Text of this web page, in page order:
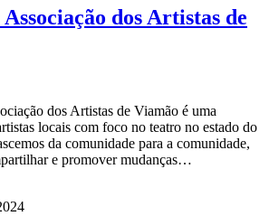
dos Artistas de
dos Artistas de Viamão é uma
locais com foco no teatro no estado do
da comunidade para a comunidade,
e promover mudanças…